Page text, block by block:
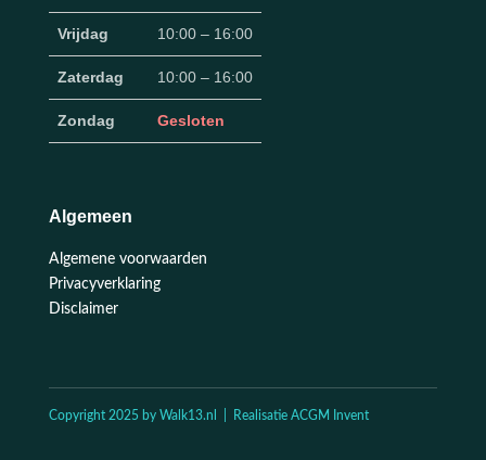
Vrijdag 10:00 – 16:00
Zaterdag 10:00 – 16:00
Zondag Gesloten
Algemeen
Algemene voorwaarden
Privacyverklaring
Disclaimer
Copyright 2025 by Walk13.nl | Realisatie ACGM Invent